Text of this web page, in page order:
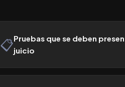
📋Pruebas que se deben
juicio